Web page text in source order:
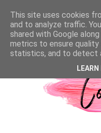
This site uses cookies
and to analyze traffic.
shared with Google
metrics to ensure
statistics, and to detect